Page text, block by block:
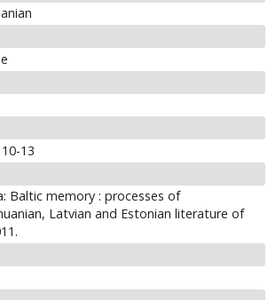
13
Baltic memory : processes of
Latvian and Estonian literature of